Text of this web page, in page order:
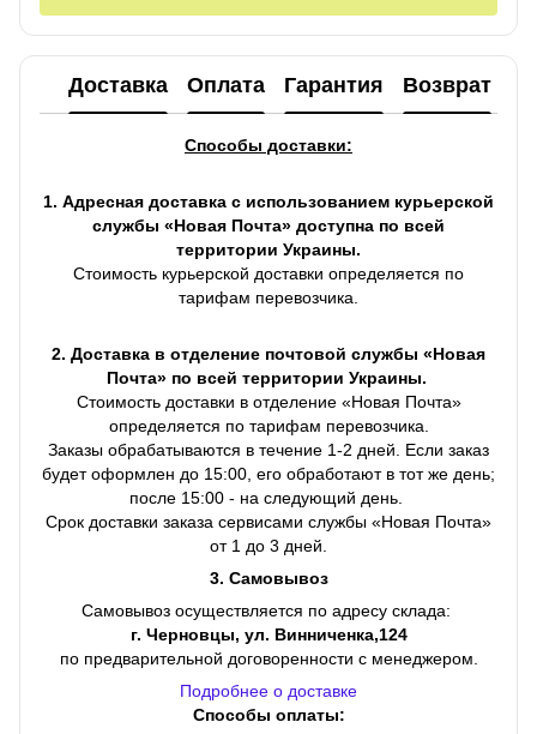
Доставка Оплата Гарантия Возврат
Способы доставки:
1. Адресная доставка с использованием курьерской
службы «Новая Почта» доступна по всей
территории Украины.
Стоимость курьерской доставки определяется по
тарифам перевозчика.
2. Доставка в отделение почтовой службы «Новая
Почта» по всей территории Украины.
Стоимость доставки в отделение «Новая Почта»
определяется по тарифам перевозчика.
Заказы обрабатываются в течение 1-2 дней. Если заказ
будет оформлен до 15:00, его обработают в тот же день;
после 15:00 - на следующий день.
Срок доставки заказа сервисами службы «Новая Почта»
от 1 до 3 дней.
3. Самовывоз
Самовывоз осуществляется по адресу склада:
г. Черновцы, ул. Винниченка,124
по предварительной договоренности с менеджером.
Подробнее о доставке
Способы оплаты: